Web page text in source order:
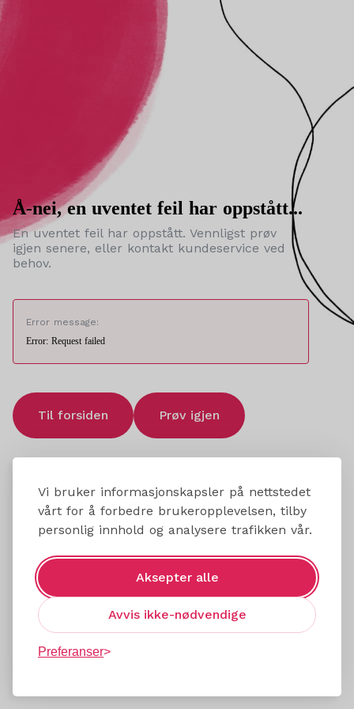
Vi bruker informasjonskapsler på nettstedet
vårt for å forbedre brukeropplevelsen, tilby
personlig innhold og analysere trafikken vår.
Aksepter alle
Avvis ikke-nødvendige
Preferanser
Å-nei, en uventet feil har oppstått...
En uventet feil har oppstått. Vennligst prøv
igjen senere, eller kontakt kundeservice ved
behov.
Error message:
Error: Request failed
Til forsiden Prøv igjen